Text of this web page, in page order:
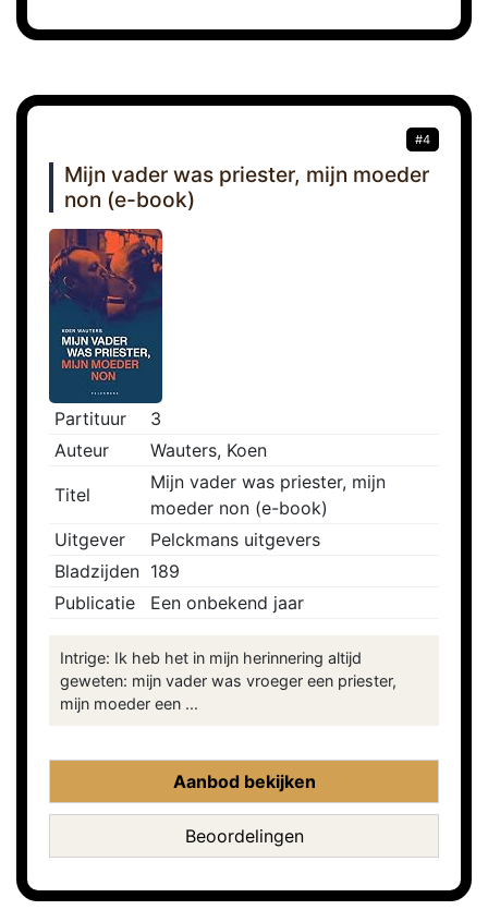
#4
Mijn vader was priester, mijn moeder
non (e-book)
Partituur
3
Auteur
Wauters, Koen
Titel
Mijn vader was priester, mijn
moeder non (e-book)
Uitgever
Pelckmans uitgevers
Bladzijden 189
Publicatie
Een onbekend jaar
Intrige: Ik heb het in mijn herinnering altijd
geweten: mijn vader was vroeger een priester,
mijn moeder een ...
Aanbod bekijken
Beoordelingen